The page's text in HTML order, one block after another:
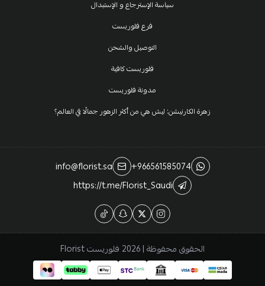
سياسة الإسترجاع و الإستبدال
فرع فلوريست
التوصيل والشحن
فلوريست كافية
مدونة فلوريست
زهرة الكارنيشن: ليش هي من أكثر الزهور جمالًا في العالم؟
+966561585074
info@florist.sa
https://t.me/Florist_Saudi
الحقوق محفوظة | 2026 فلوريست Florist